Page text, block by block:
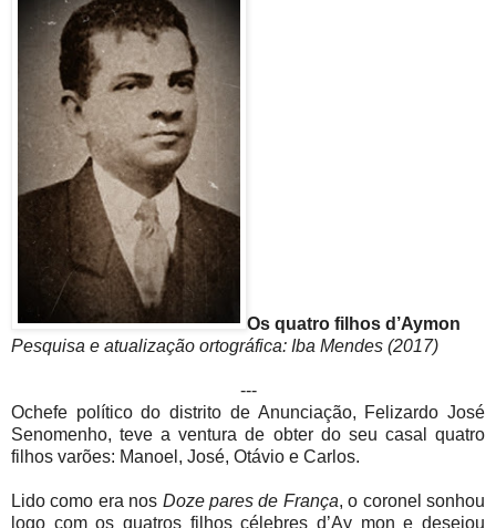
Os quatro filhos d’Aymon
Pesquisa e atualização ortográfica: Iba Mendes (2017)
---
Ochefe político do distrito de Anunciação, Felizardo José
Senomenho, teve a ventura de obter do seu casal quatro
filhos varões: Manoel, José, Otávio e Carlos.
Lido como era nos Doze pares de França, o coronel sonhou
logo com os quatros filhos célebres d’Ay mon e desejou